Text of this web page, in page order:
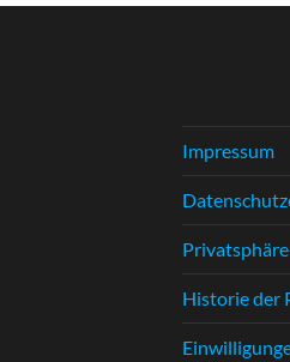
Impressum
Historie der